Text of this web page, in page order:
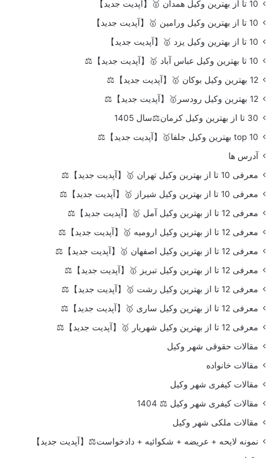
10 تا از بهترین وکیل همدان 🥇【آپدیت جدید】
10 تا از بهترین وکیل ورامین 🥇【آپدیت جدید】
10 تا از بهترین وکیل یزد 🥇【آپدیت جدید】
10 تا بهترین وکیل عباس آباد 🥇【آپدیت جدید】⚖️
12 بهترین وکیل بوکان 🥇【آپدیت جدید】⚖️
12 بهترین وکیل رودسر🥇【آپدیت جدید】⚖️
30 تا از بهترین وکیل کرمان⚖️سال 1405
top 10 بهترین وکیل جلفا🥇【آپدیت جدید】⚖️
آدرس ها
معرفی 10 تا از بهترین وکیل تهران 🥇【آپدیت جدید】⚖️
معرفی 10 تا از بهترین وکیل شیراز 🥇【آپدیت جدید】⚖️
معرفی 12 تا از بهترین وکیل آمل 🥇【آپدیت جدید】⚖️
معرفی 12 تا از بهترین وکیل ارومیه 🥇【آپدیت جدید】⚖️
معرفی 12 تا از بهترین وکیل اصفهان 🥇【آپدیت جدید】⚖️
معرفی 12 تا از بهترین وکیل تبریز 🥇【آپدیت جدید】⚖️
معرفی 12 تا از بهترین وکیل رشت 🥇【آپدیت جدید】⚖️
معرفی 12 تا از بهترین وکیل ساری 🥇【آپدیت جدید】⚖️
معرفی 12 تا از بهترین وکیل شهریار 🥇【آپدیت جدید】⚖️
مقالات حقوقی شهر وکیل
مقالات خانواده
مقالات کیفری شهر وکیل
مقالات کیفری شهر وکیل ⚖️ 1404
مقالات ملکی شهر وکیل
نمونه لایحه + عریضه + شکوائیه + دادخواست⚖️【آپدیت جدید】